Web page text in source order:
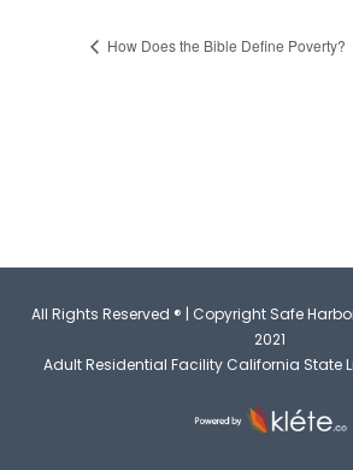
How Does the Bible Define Poverty?
All Rights Reserved ® | Copyright Safe
2021
Adult Residential Facility California State